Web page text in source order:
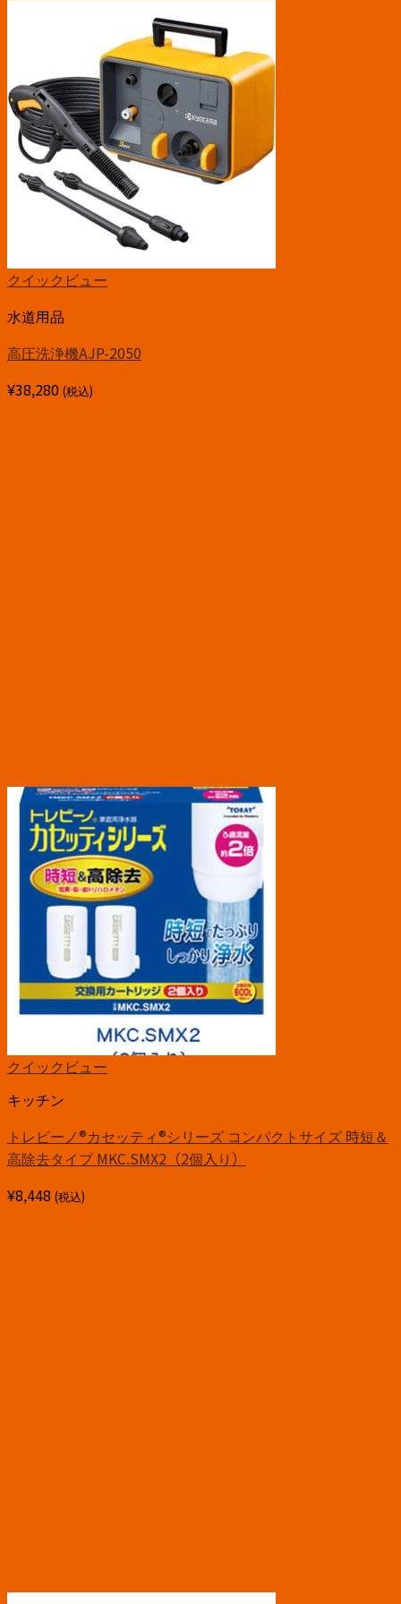
クイックビュー
水道用品
高圧洗浄機AJP-2050
¥38,280 (税込)
クイックビュー
キッチン
トレビーノ®カセッティ®シリーズ コンパクトサイズ 時短＆
高除去タイプ MKC.SMX2（2個入り）
¥8,448 (税込)